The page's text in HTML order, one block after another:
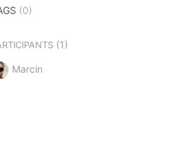
(0)
(1)
Marcin